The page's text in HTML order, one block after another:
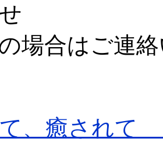
の場合はご連
、癒されて